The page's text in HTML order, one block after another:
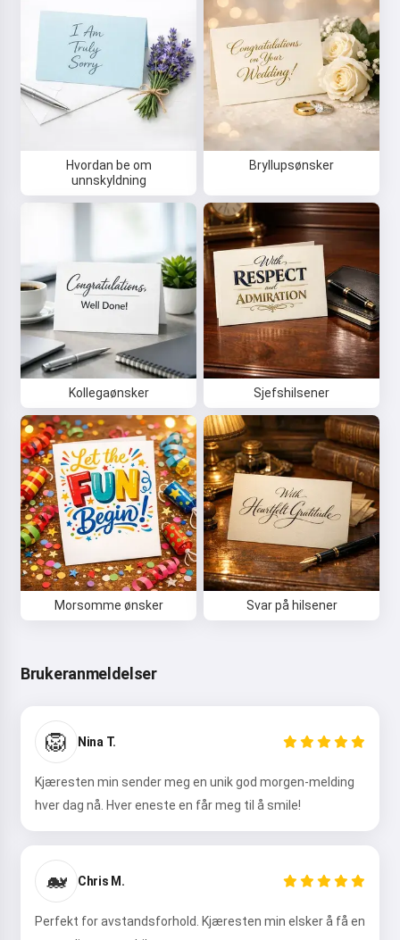
Hvordan be om
unnskyldning
Bryllupsønsker
Kollegaønsker Sjefshilsener
Morsomme ønsker Svar på hilsener
Brukeranmeldelser
🦁 Nina T.
Kjæresten min sender meg en unik god morgen-melding
hver dag nå. Hver eneste en får meg til å smile!
🐋 Chris M.
Perfekt for avstandsforhold. Kjæresten min elsker å få en
Hei 👋
Jeg kan lage sanger, skrive dikt og
gratulasjoner 🥰
Prøv det
Jeg godtar: Brukervilkår
Personvernerklæring,
Refusjonspolitikk